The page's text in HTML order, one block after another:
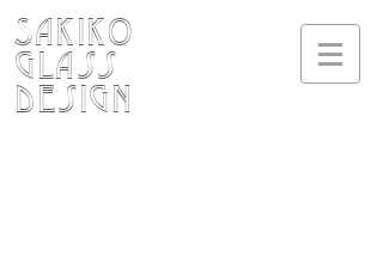
SAKIKO
Glass
design